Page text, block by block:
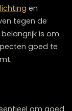
en zelfs je
ruimte
de basis van
de rest
tegen de
zo belangrijk is